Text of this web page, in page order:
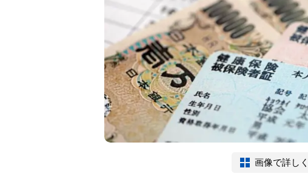
画像で詳し